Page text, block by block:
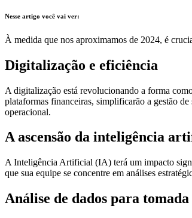
Nesse artigo você vai ver:
À medida que nos aproximamos de 2024, é
Digitalização e eficiência
A digitalização está revolucionando a forma
plataformas financeiras, simplificarão a gestão
operacional.
A ascensão da inteligência
A Inteligência Artificial (IA) terá um impacto
que sua equipe se concentre em análises
Análise de dados para tomada